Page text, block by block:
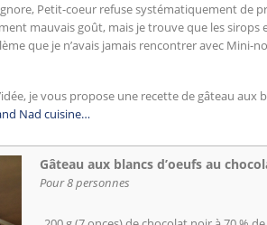
Petit-coeur refuse systématiquement de
mauvais goût, mais je trouve que les
que je n’avais jamais rencontrer avec Mini-
je vous propose une recette de gâteau aux
Nad cuisine…
Gâteau aux blancs d’oeufs au
Pour 8 personnes